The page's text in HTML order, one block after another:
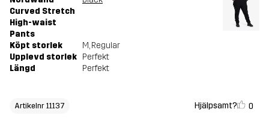
Curved Stretch
High-waist
Pants
Köpt storlek M, Regular
Upplevd storlek Perfekt
Längd
Perfekt
Artikelnr 11137 Hjälpsamt? 0